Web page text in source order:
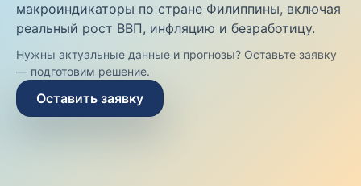
макроиндикаторы по стране Филиппины, включая
реальный рост ВВП, инфляцию и безработицу.
Нужны актуальные данные и прогнозы? Оставьте заявку
— подготовим решение.
Оставить заявку